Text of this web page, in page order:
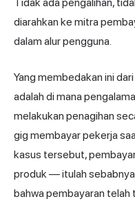
diarahkan ke mitra
dalam alur pengguna.
Yang membedakan ini
adalah di mana
melakukan penagihan
gig membayar pekerja
kasus tersebut,
produk — itulah
bahwa pembayaran telah